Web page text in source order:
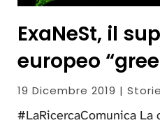
ExaNeSt, il
europeo
19 Dicembre 2019 | Storie
#LaRicercaComunica